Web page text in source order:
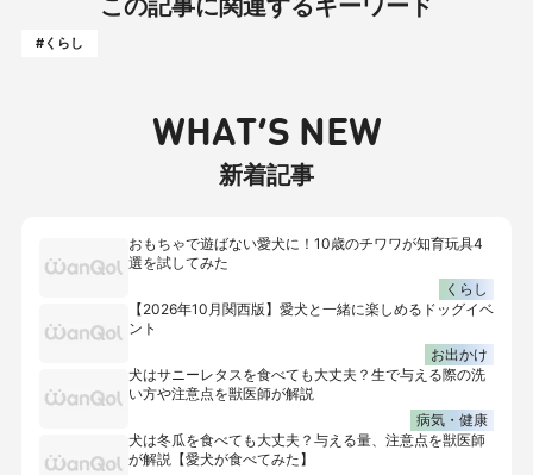
この記事に関連するキーワード
#くらし
WHAT’S NEW
新着記事
おもちゃで遊ばない愛犬に！10歳のチワワが知育玩具4
選を試してみた
くらし
【2026年10月関西版】愛犬と一緒に楽しめるドッグイベ
ント
お出かけ
犬はサニーレタスを食べても大丈夫？生で与える際の洗
い方や注意点を獣医師が解説
病気・健康
犬は冬瓜を食べても大丈夫？与える量、注意点を獣医師
が解説【愛犬が食べてみた】